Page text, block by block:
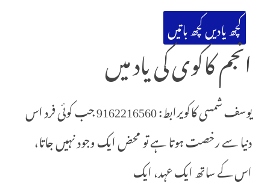
کچھ یادیں کچھ باتیں
انجم کاکوی کی یاد میں
یوسف شمسی کاکویرابط: 9162216560 جب کوئی فرد اس
دنیا سے رخصت ہوتا ہے تو محض ایک وجود نہیں جاتا،
اس کے ساتھ ایک عہد، ایک